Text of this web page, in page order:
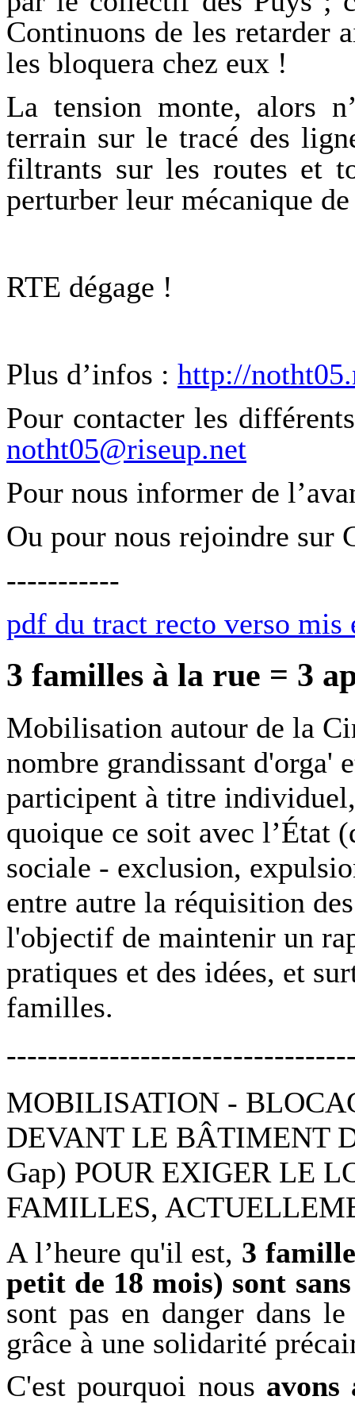
Continuons de les retarder
les bloquera chez eux !
La tension monte, alors
terrain sur le tracé des
filtrants sur les routes et
perturber leur mécanique
RTE dégage !
Plus d’infos : http://
Pour contacter les
notht05@riseup.net
Pour nous informer de
Ou pour nous rejoindre sur
-----------
pdf du tract recto verso mis
3 familles à la rue = 3
Mobilisation autour de la
nombre grandissant d'orga'
participent à titre
quoique ce soit avec l’État
sociale - exclusion,
entre autre la réquisition
l'objectif de maintenir un
pratiques et des idées, et
familles.
MOBILISATION -
DEVANT LE BÂTIMENT
Gap) POUR EXIGER LE
FAMILLES,
A l’heure qu'il est, 3
petit de 18 mois) sont
sont pas en danger dans
grâce à une solidarité
C'est pourquoi nous avons